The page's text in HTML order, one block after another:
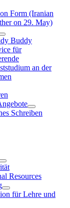
Form (Iranian
on 29. May)
Buddy
für
an der
Schreiben
Resources
für Lehre und